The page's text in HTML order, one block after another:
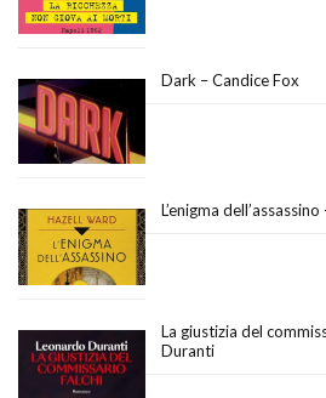
Dark – Candice Fox
L’enigma
La giustizia del
Duranti